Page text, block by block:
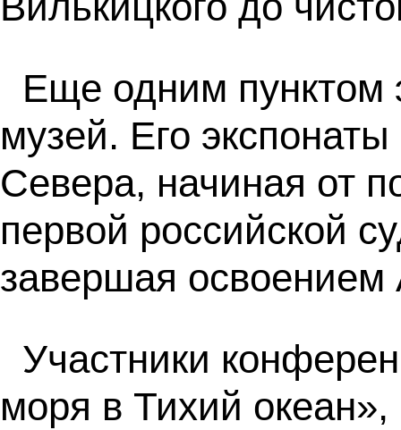
Еще одним пунктом
музей. Его
Севера, начиная от
первой российской
завершая освоением
Участники
моря в Тихий